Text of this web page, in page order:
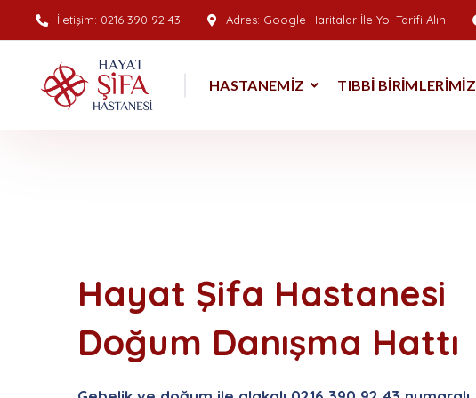
İletişim: 0216 390 92 43 Adres: Google Haritalar İle Yol Tarifi Alın
HASTANEMIZ TIBBI BIRIMLERIMIZ
Hayat Şifa Hastanesi
Doğum Danışma Hattı